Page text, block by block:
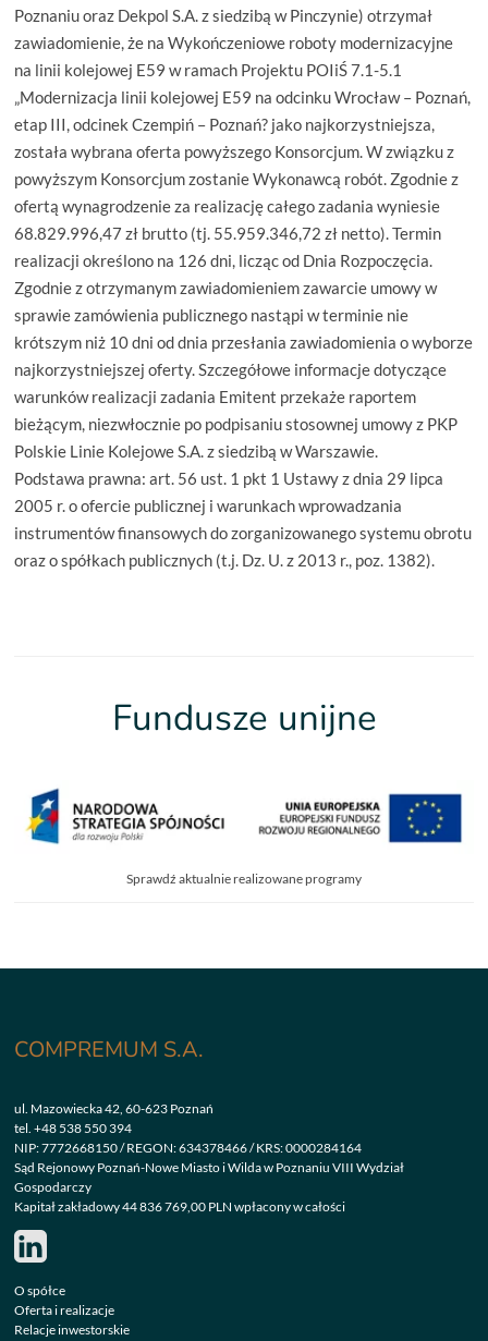
Poznaniu oraz Dekpol S.A. z siedzibą w Pinczynie) otrzymał
zawiadomienie, że na Wykończeniowe roboty modernizacyjne
na linii kolejowej E59 w ramach Projektu POIiŚ 7.1-5.1
„Modernizacja linii kolejowej E59 na odcinku Wrocław – Poznań,
etap III, odcinek Czempiń – Poznań? jako najkorzystniejsza,
została wybrana oferta powyższego Konsorcjum. W związku z
powyższym Konsorcjum zostanie Wykonawcą robót. Zgodnie z
ofertą wynagrodzenie za realizację całego zadania wyniesie
68.829.996,47 zł brutto (tj. 55.959.346,72 zł netto). Termin
realizacji określono na 126 dni, licząc od Dnia Rozpoczęcia.
Zgodnie z otrzymanym zawiadomieniem zawarcie umowy w
sprawie zamówienia publicznego nastąpi w terminie nie
krótszym niż 10 dni od dnia przesłania zawiadomienia o wyborze
najkorzystniejszej oferty. Szczegółowe informacje dotyczące
warunków realizacji zadania Emitent przekaże raportem
bieżącym, niezwłocznie po podpisaniu stosownej umowy z PKP
Polskie Linie Kolejowe S.A. z siedzibą w Warszawie.
Podstawa prawna: art. 56 ust. 1 pkt 1 Ustawy z dnia 29 lipca
2005 r. o ofercie publicznej i warunkach wprowadzania
instrumentów finansowych do zorganizowanego systemu obrotu
oraz o spółkach publicznych (t.j. Dz. U. z 2013 r., poz. 1382).
Fundusze unijne
Sprawdź aktualnie realizowane programy
COMPREMUM S.A.
ul. Mazowiecka 42, 60-623 Poznań
tel.+48 538 550 394
NIP: 7772668150 / REGON: 634378466 / KRS: 0000284164
Sąd Rejonowy Poznań-Nowe Miasto i Wilda w Poznaniu VIII Wydział
Gospodarczy
Kapitał zakładowy 44 836 769,00 PLN wpłacony w całości
O spółce
Oferta i realizacje
Relacje inwestorskie